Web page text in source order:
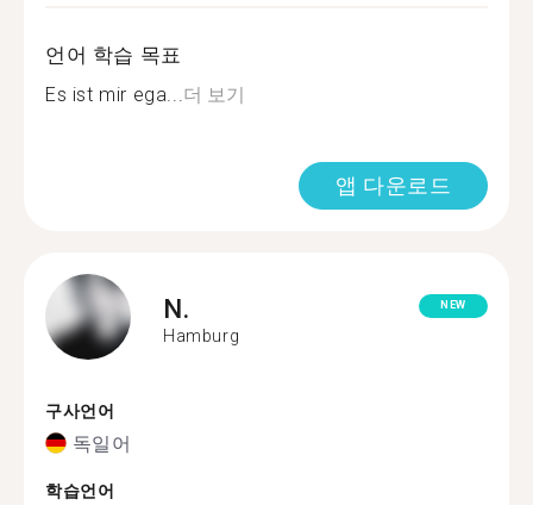
언어 학습 목표
Es ist mir ega...더 보기
앱 다운로드
N.
Hamburg
NEW
구사언어
독일어
학습언어